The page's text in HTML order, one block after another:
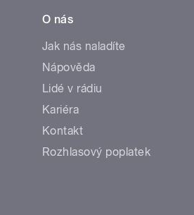
O nás
Jak nás naladíte
Nápověda
Lidé v rádiu
Kariéra
Kontakt
Rozhlasový poplatek